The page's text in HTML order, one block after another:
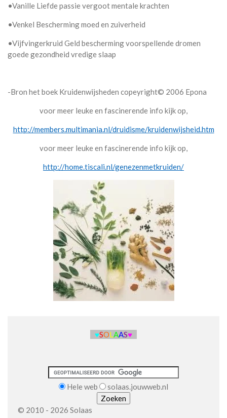
•Vanille Liefde passie vergoot mentale krachten
•Venkel Bescherming moed en zuiverheid
•Vijfvingerkruid Geld bescherming voorspellende dromen
goede gezondheid vredige slaap
-Bron het boek Kruidenwijsheden copeyright© 2006 Epona
voor meer leuke en fascinerende info kijk op,
http://members.multimania.nl/druidisme/kruidenwijsheid.htm
voor meer leuke en fascinerende info kijk op,
http://home.tiscali.nl/genezenmetkruiden/
♥SOLAAS♥
Hele web solaas.jouwweb.nl
© 2010 - 2026 Solaas